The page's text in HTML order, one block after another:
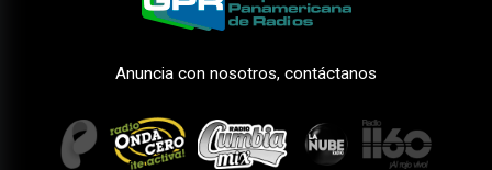
Anuncia con nosotros, contáctanos